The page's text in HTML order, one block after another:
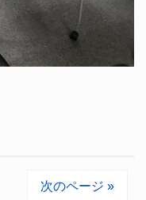
次のページ »